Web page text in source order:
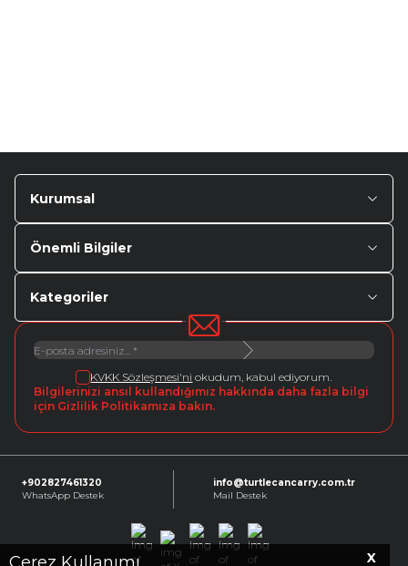
X
Kurumsal
Önemli Bilgiler
Kategoriler
KVKK Sözleşmesi'ni okudum, kabul ediyorum.
Bilgilerinizi ansıl kullandığımız hakkında daha fazla bilgi
için Gizlilik Politikamıza bakın.
+902827461320
WhatsApp Destek
info@turtlecancarry.com.tr
Mail Destek
Facebook
X InstagramYoutube